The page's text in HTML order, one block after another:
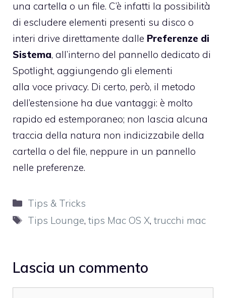
una cartella o un file. C’è infatti la possibilità
di escludere elementi presenti su disco o
interi drive direttamente dalle Preferenze di
Sistema, all’interno del pannello dedicato di
Spotlight, aggiungendo gli elementi
alla voce privacy. Di certo, però, il metodo
dell’estensione ha due vantaggi: è molto
rapido ed estemporaneo; non lascia alcuna
traccia della natura non indicizzabile della
cartella o del file, neppure in un pannello
nelle preferenze.
Categorie
Tips & Tricks
Tag
Tips Lounge,tips Mac OS X,trucchi mac
Lascia un commento